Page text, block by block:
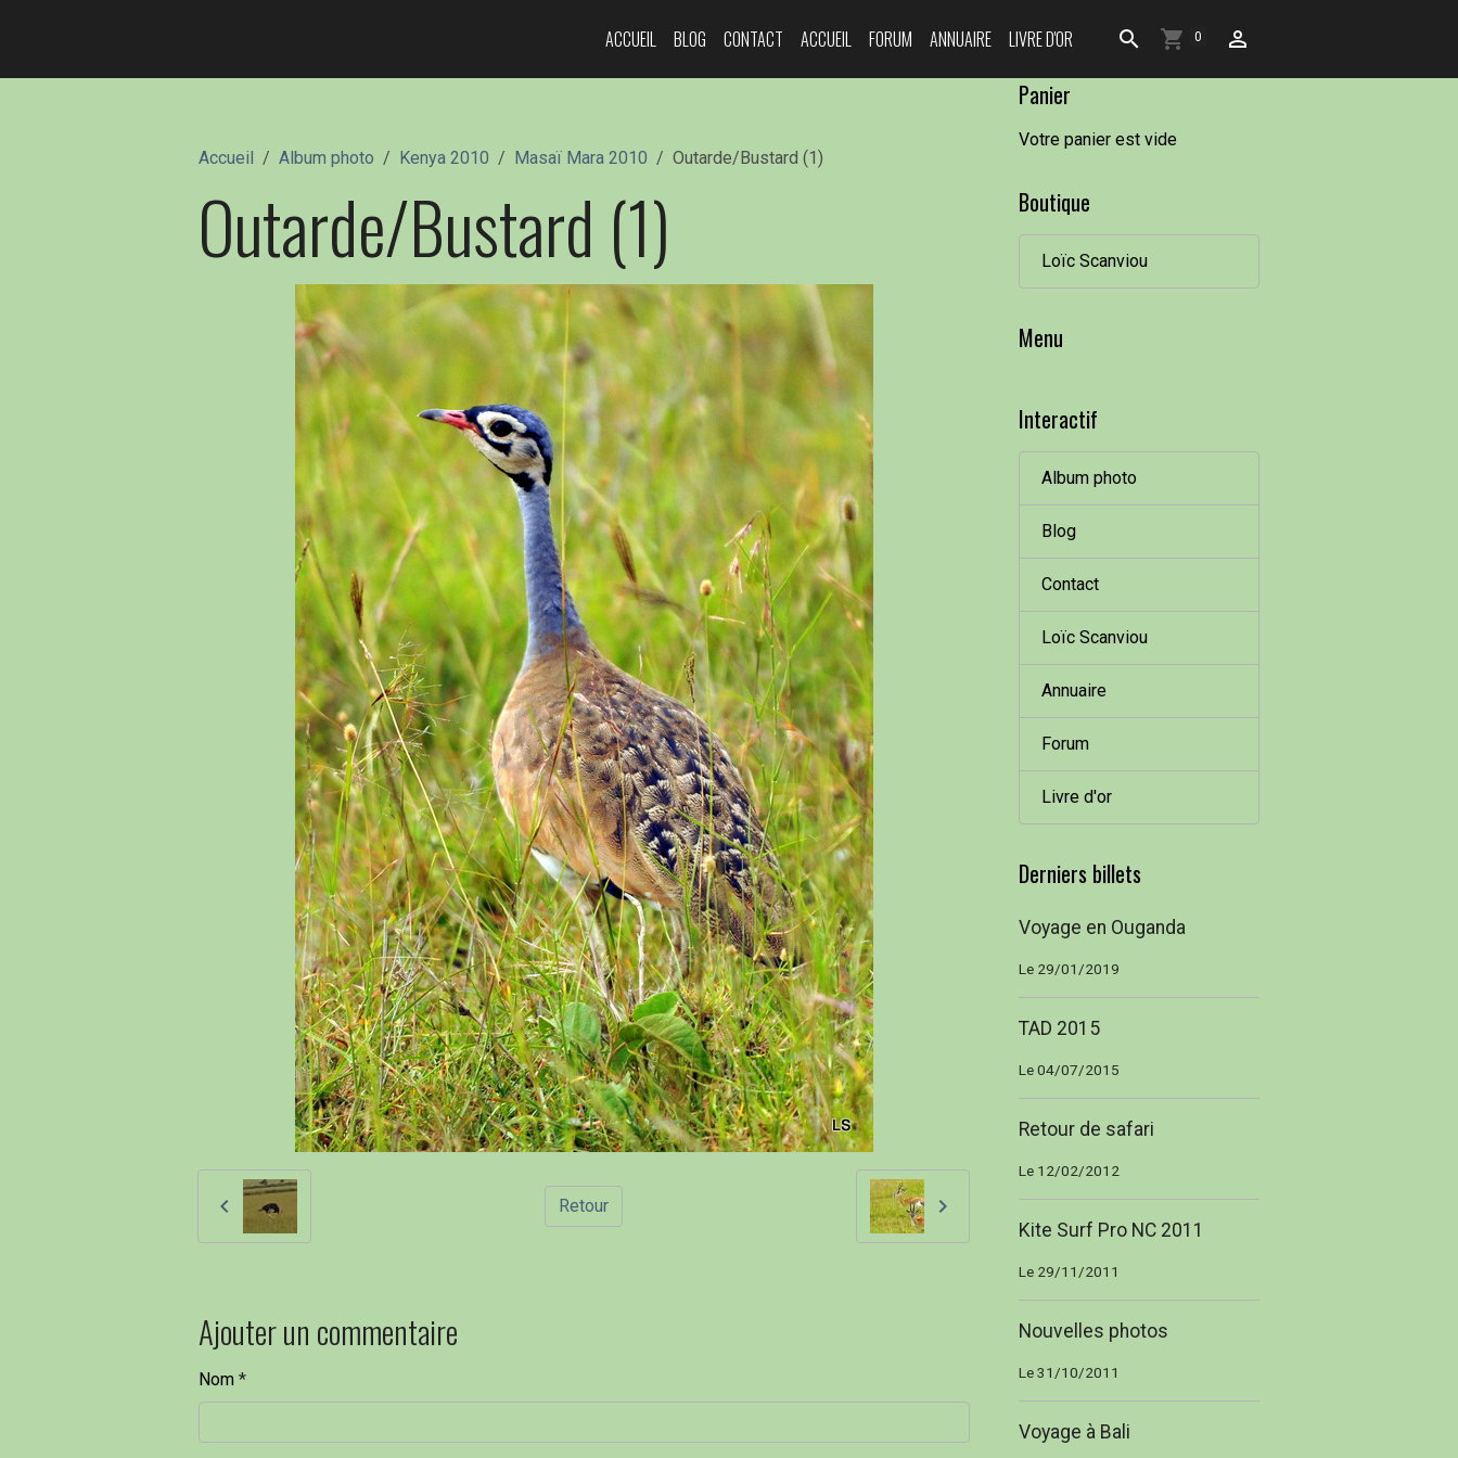
ACCUEIL BLOG CONTACT ACCUEIL FORUM ANNUAIRE LIVRE D'OR 0
Accueil Album photo Kenya 2010 Masaï Mara 2010 Outarde/Bustard (1)
Outarde/Bustard (1)
Retour
Ajouter un commentaire
Nom
Panier
Votre panier est vide
Boutique
Loïc Scanviou
Menu
Interactif
Album photo
Blog
Contact
Loïc Scanviou
Annuaire
Forum
Livre d'or
Derniers billets
Voyage en Ouganda
Le 29/01/2019
TAD 2015
Le 04/07/2015
Retour de safari
Le 12/02/2012
Kite Surf Pro NC 2011
Le 29/11/2011
Nouvelles photos
Le 31/10/2011
Voyage à Bali